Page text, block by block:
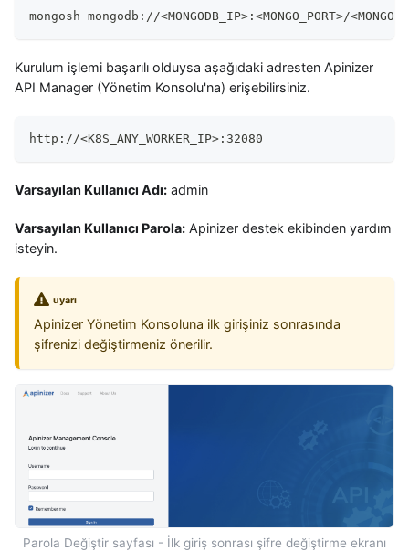
mongosh mongodb://<MONGODB_IP> : <MONGO_PORT>/<
Kurulum işlemi başarılı olduysa aşağıdaki adresten Apinizer
API Manager (Yönetim Konsolu'na) erişebilirsiniz.
http://<K8S_ANY_WORKER_IP>:32080
Varsayılan Kullanıcı Adı: admin
Varsayılan Kullanıcı Parola: Apinizer destek ekibinden yardım
isteyin.
uyarı
Apinizer Yönetim Konsoluna ilk girişiniz sonrasında
şifrenizi değiştirmeniz önerilir.
Parola Değiştir sayfası - İlk giriş sonrası şifre değiştirme ekranı